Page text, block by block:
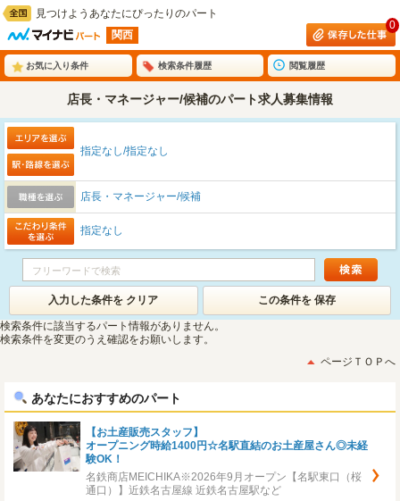
見つけようあなたにぴったりのパート
関西
0
お気に入り条件 検索条件履歴 閲覧履歴
店長・マネージャー/候補のパート求人募集情報
指定なし/指定なし
店長・マネージャー/候補
指定なし
入力した条件を クリア この条件を 保存
検索条件に該当するパート情報がありません。
検索条件を変更のうえ確認をお願いします。
ページＴＯＰへ
あなたにおすすめのパート
【お土産販売スタッフ】
オープニング時給1400円☆名駅直結のお土産屋さん◎未経
験OK！
名鉄商店MEICHIKA※2026年9月オープン【名駅東口（桜
通口）】近鉄名古屋線 近鉄名古屋駅など